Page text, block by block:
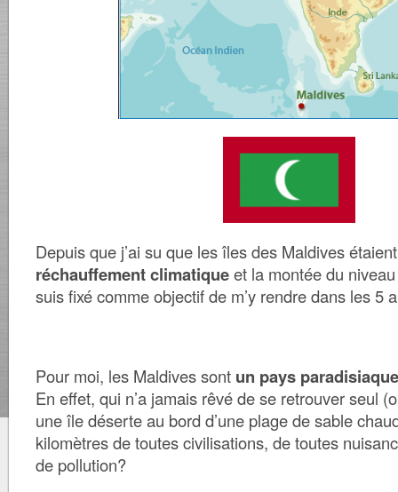
Depuis que j’ai su que les îles des Maldives
réchauffement climatiqueet la montée du
suis fixé comme objectif de m’y rendre dans les 5
Pour moi, les Maldives sont un pays paradisiaque
En effet, qui n’a jamais rêvé de se retrouver seul
une île déserte au bord d’une plage de sable
kilomètres de toutes civilisations, de toutes
de pollution?